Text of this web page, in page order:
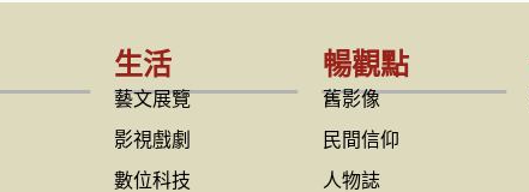
生活
藝文展覽
影視戲劇
數位科技
暢觀點
舊影像
民間信仰
人物誌